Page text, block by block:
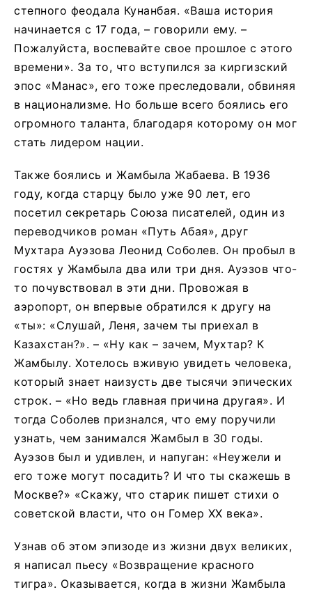
степного феодала Кунанбая. «Ваша история
начинается с 17 года, – говорили ему. –
Пожалуйста, воспевайте свое прошлое с этого
времени». За то, что вступился за киргизский
эпос «Манас», его тоже преследовали, обвиняя
в национализме. Но больше всего боялись его
огромного таланта, благодаря которому он мог
стать лидером нации.
Также боялись и Жамбыла Жабаева. В 1936
году, когда старцу было уже 90 лет, его
посетил секретарь Союза писателей, один из
переводчиков роман «Путь Абая», друг
Мухтара Ауэзова Леонид Соболев. Он пробыл в
гостях у Жамбыла два или три дня. Ауэзов что-
то почувствовал в эти дни. Провожая в
аэропорт, он впервые обратился к другу на
«ты»: «Слушай, Леня, зачем ты приехал в
Казахстан?». – «Ну как – зачем, Мухтар? К
Жамбылу. Хотелось вживую увидеть человека,
который знает наизусть две тысячи эпических
строк. – «Но ведь главная причина другая». И
тогда Соболев признался, что ему поручили
узнать, чем занимался Жамбыл в 30 годы.
Ауэзов был и удивлен, и напуган: «Неужели и
его тоже могут посадить? И что ты скажешь в
Москве?» «Скажу, что старик пишет стихи о
советской власти, что он Гомер ХХ века».
Узнав об этом эпизоде из жизни двух великих,
я написал пьесу «Возвращение красного
тигра». Оказывается, когда в жизни Жамбыла